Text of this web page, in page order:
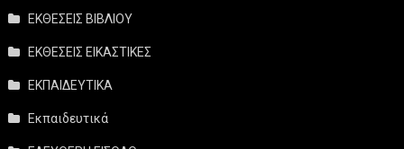
ΕΚΘΕΣΕΙΣ ΒΙΒΛΙΟΥ
ΕΚΘΕΣΕΙΣ ΕΙΚΑΣΤΙΚΕΣ
ΕΚΠΑΙΔΕΥΤΙΚΑ
Εκπαιδευτικά